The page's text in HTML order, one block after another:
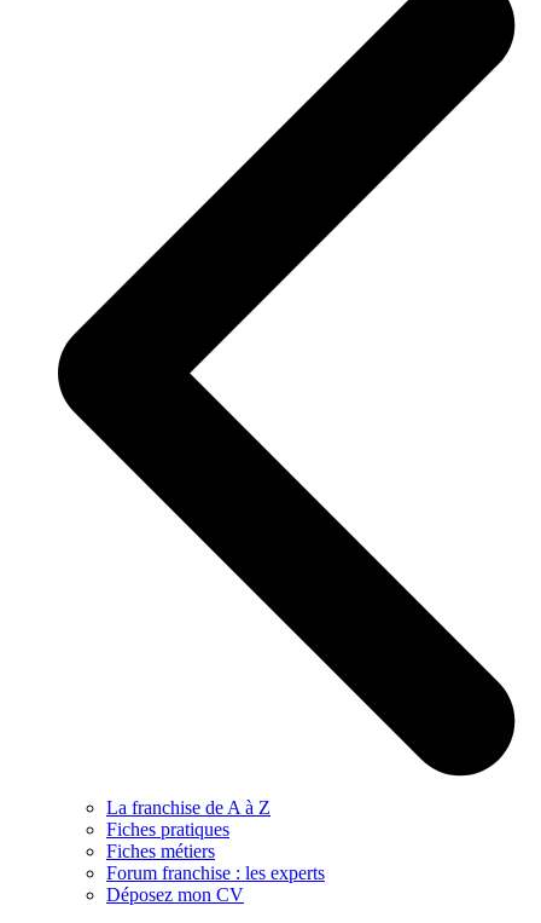
La franchise de A à Z
Fiches pratiques
Fiches métiers
Forum franchise : les experts
Déposez mon CV